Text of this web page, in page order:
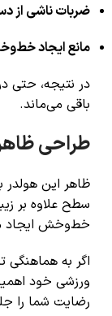
ضربات ناشی از
مانع ایجاد
در نتیجه، حتی
باقی می‌ماند.
طراحی
ظاهر این هولدر
سطح علاوه بر
خط‌وخش ایجاد
اگر به
ورزشی خود
رضایت شما را